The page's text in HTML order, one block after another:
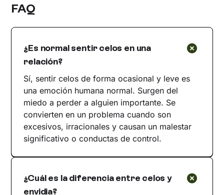
FAQ
¿Es normal sentir celos en una
relación?
Sí, sentir celos de forma ocasional y leve es
una emoción humana normal. Surgen del
miedo a perder a alguien importante. Se
convierten en un problema cuando son
excesivos, irracionales y causan un malestar
significativo o conductas de control.
¿Cuál es la diferencia entre celos y
envidia?